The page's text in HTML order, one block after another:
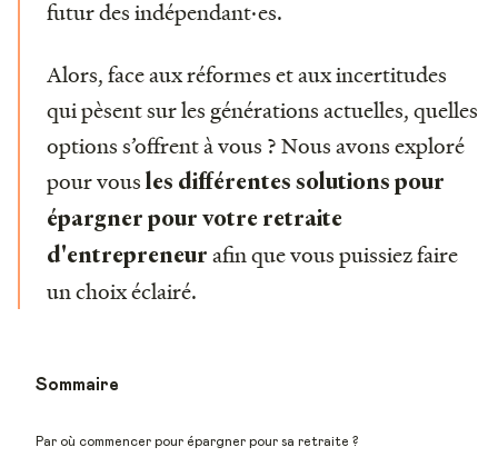
futur des indépendant·es.
Alors, face aux réformes et aux incertitudes
qui pèsent sur les générations actuelles, quelles
options s’offrent à vous ? Nous avons exploré
pour vous les différentes solutions pour
épargner pour votre retraite
d'entrepreneur afin que vous puissiez faire
un choix éclairé.
Sommaire
Par où commencer pour épargner pour sa retraite ?